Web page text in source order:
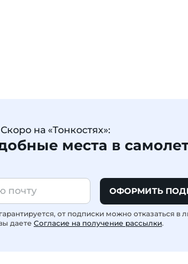
Скоро на «Тонкостях»:
места в
ОФОРМИТЬ
от подписки можно отказаться в
даете Согласие на получение рассылки.